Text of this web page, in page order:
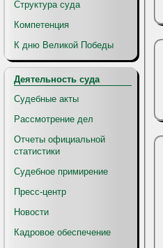
Структура суда
Компетенция
К дню Великой Победы
Деятельность суда
Судебные акты
Рассмотрение дел
Отчеты официальной
статистики
Судебное примирение
Пресс-центр
Новости
Кадровое обеспечение